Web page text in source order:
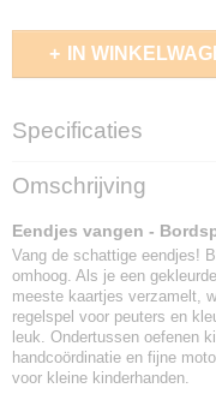
IN
Specificaties
EAN code
4010168295312
Omschrijving
Eendjes vangen -
Vang de schattige eendjes!
omhoog. Als je een
meeste kaartjes verzamelt,
regelspel voor peuters en
leuk. Ondertussen oefenen
handcoördinatie en fijne
voor kleine kinderhanden.